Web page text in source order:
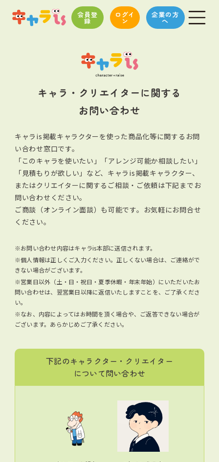
会員登
録
ログイ
ン
企業の方
へ
キャラ・クリエイターに関する
お問い合わせ
キャラis掲載キャラクターを使った商品化等に関するお問
い合わせ窓口です。
「このキャラを使いたい」「アレンジ可能か相談したい」
「見積もりが欲しい」など、キャラis掲載キャラクター、
またはクリエイターに関する ご相談・ご依頼は下記までお
問い合わせください。
ご商談（オンライン面談）も可能です。お気軽にお問合せ
ください。
※お問い合わせ内容はキャラis本部に送信されます。
※個人情報は正しくご入力ください。正しくない場合は、ご連絡がで
きない場合がございます。
※営業日以外（土・日・祝日・夏季休暇・年末年始）にいただいたお
問い合わせは、翌営業日以降に返信いたしますことを、ご了承くださ
い。
※なお、内容によってはお時間を頂く場合や、ご返答できない場合が
ございます。あらかじめご了承ください。
下記のキャラクター・クリエイター
について問い合わせ